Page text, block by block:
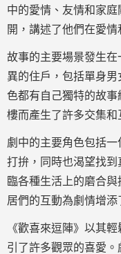
中的愛情、友情和家
開，講述了他們在愛
故事的主要場景發生
異的住戶，包括單身
色都有自己獨特的故
樓而產生了許多交集和
劇中的主要角色包括
打拚，同時也渴望找
臨各種生活上的磨合
居們的互動為劇情增添
《歡喜來逗陣》以其
引了許多觀眾的喜愛